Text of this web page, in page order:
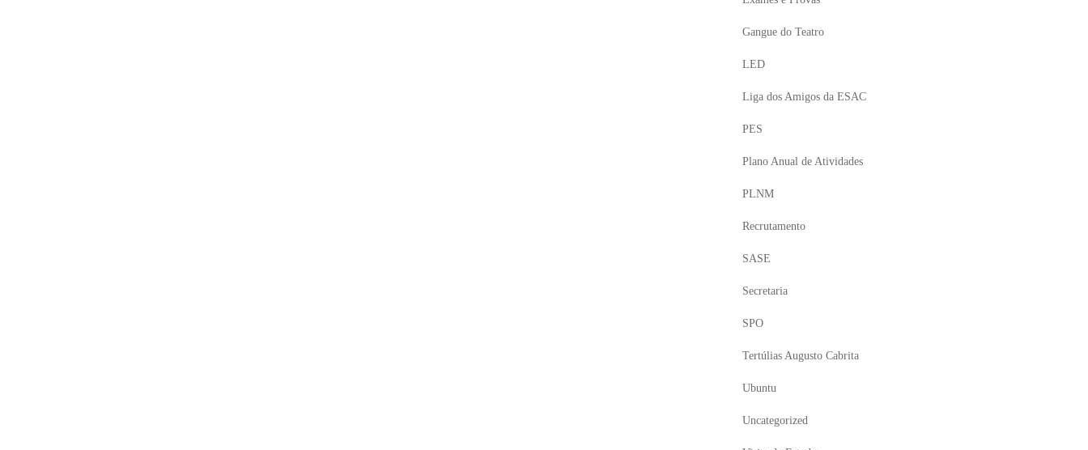
Gangue do Teatro
LED
Liga dos Amigos da ESAC
PES
Plano Anual de Atividades
PLNM
Recrutamento
SASE
Secretaria
SPO
Tertúlias Augusto Cabrita
Ubuntu
Uncategorized